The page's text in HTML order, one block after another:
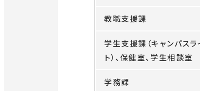
教職支援課
学生支援課（キャンパスラ
ト）、保健室、学生相談室
学務課